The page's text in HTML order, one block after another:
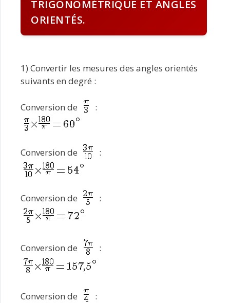
TRIGONOMÉTRIQUE ET ANGLES
ORIENTÉS.
1) Convertir les mesures des angles orientés
suivants en degré :
Conversion de :
Conversion de :
Conversion de :
Conversion de :
Conversion de :